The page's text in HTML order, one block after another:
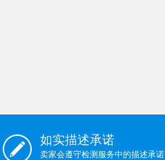
如实描述承诺
卖家会遵守检测服务中的描述承诺